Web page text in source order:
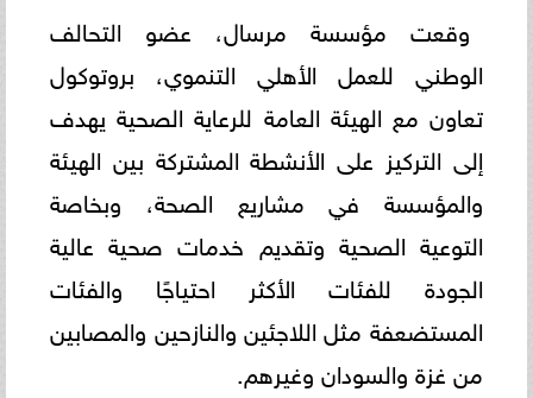
وقعت مؤسسة مرسال، عضو التحالف
الوطني للعمل الأهلي التنموي، بروتوكول
تعاون مع الهيئة العامة للرعاية الصحية يهدف
إلى التركيز على الأنشطة المشتركة بين الهيئة
والمؤسسة في مشاريع الصحة، وبخاصة
التوعية الصحية وتقديم خدمات صحية عالية
الجودة للفئات الأكثر احتياجًا والفئات
المستضعفة مثل اللاجئين والنازحين والمصابين
من غزة والسودان وغيرهم.